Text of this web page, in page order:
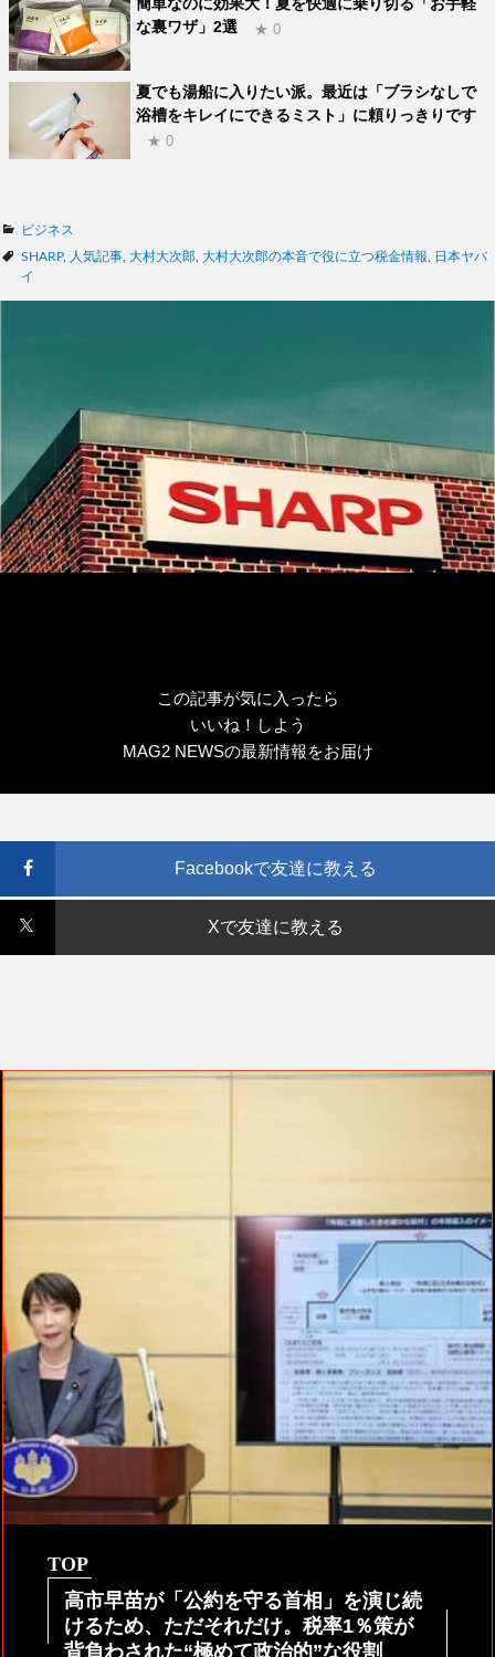
な裏ワザ」2選
★ 0
夏でも湯船に入りたい派。最近は「ブラシなしで
浴槽をキレイにできるミスト」に頼りっきりです
★ 0
カ
テ
ゴ
ビジネス
タ
グ
SHARP, 人気記事 大村大次郎 大村大次郎の本音で役に立つ税金情報
日本ヤバ
イ
この記事が気に入ったら
いいね！しよう
MAG2 NEWSの最新情報をお届け
Facebookで友達に教える
Xで友達に教える
TOP
高市早苗が「公約を守る首相」を演じ続
けるため、ただそれだけ。税率1％策が
背負わされた“極めて政治的”な役割